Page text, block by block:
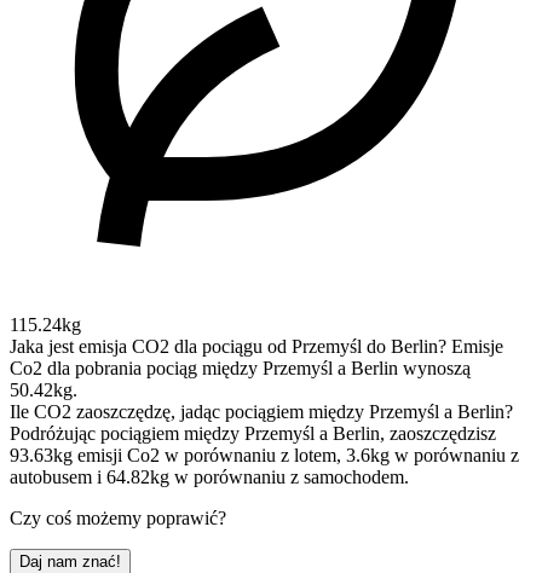
115.24kg
Jaka jest emisja CO2 dla pociągu od Przemyśl do Berlin? Emisje
Co2 dla pobrania pociąg między Przemyśl a Berlin wynoszą
50.42kg.
Ile CO2 zaoszczędzę, jadąc pociągiem między Przemyśl a Berlin?
Podróżując pociągiem między Przemyśl a Berlin, zaoszczędzisz
93.63kg emisji Co2 w porównaniu z lotem, 3.6kg w porównaniu z
autobusem i 64.82kg w porównaniu z samochodem.
Czy coś możemy poprawić?
Daj nam znać!